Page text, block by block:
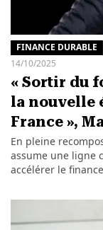
FINANCE DURABLE
14/10/2025
« Sortir du
la nouvelle
France »,
En pleine
assume une ligne
accélérer le